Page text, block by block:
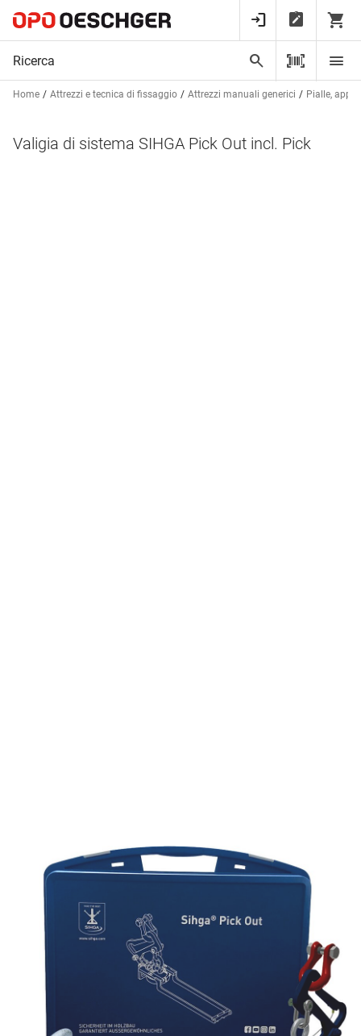
Home Attrezzi e tecnica di fissaggio Attrezzi manuali generici Pialle,
Valigia di sistema SIHGA Pick Out incl. Pick